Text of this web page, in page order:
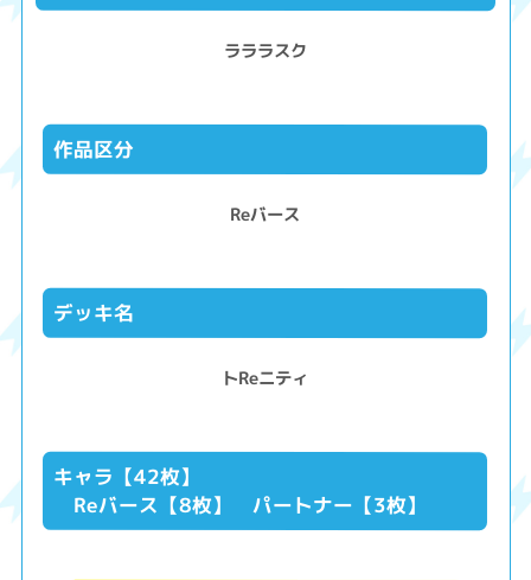
ラララスク
作品区分
Reバース
デッキ名
トReニティ
キャラ【42枚】
Reバース【8枚】 パートナー【3枚】